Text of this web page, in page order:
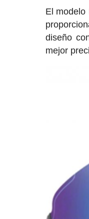
El modelo
diseño
mejor